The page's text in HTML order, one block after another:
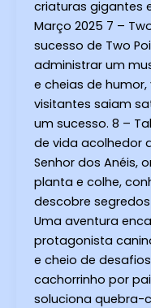
criaturas gigantes
Março 2025 7 –
sucesso de Two
administrar um
e cheias de
visitantes saiam
um sucesso. 8 –
de vida acolhedor
Senhor dos Anéis,
planta e colhe,
descobre
Uma aventura
protagonista
e cheio de
cachorrinho por
soluciona quebra-